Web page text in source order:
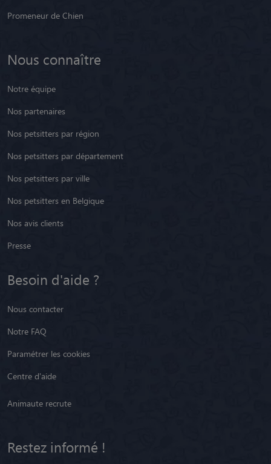
Promeneur de Chien
Nous connaître
Notre équipe
Nos partenaires
Nos petsitters par région
Nos petsitters par département
Nos petsitters par ville
Nos petsitters en Belgique
Nos avis clients
Presse
Besoin d'aide ?
Nous contacter
Notre FAQ
Paramétrer les cookies
Centre d'aide
Animaute recrute
Restez informé !